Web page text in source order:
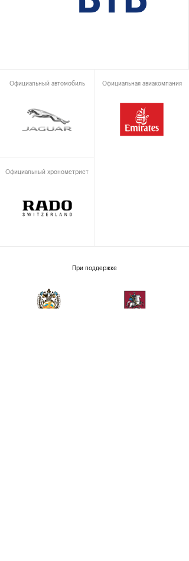
Официальный автомобиль Официальная авиакомпания
Официальный хронометрист
При поддержке